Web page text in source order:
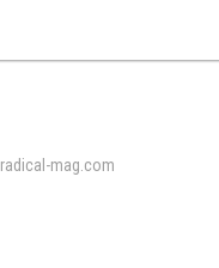
radical-mag.com